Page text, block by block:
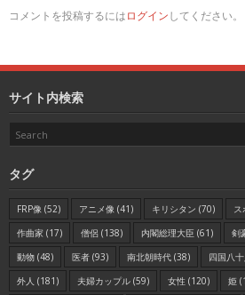
コメントを投稿するにはログインしてください。
サイト内検索
タグ
FRP像 (52) アニメ像 (41) キリシタン (70) ス
作曲家 (17) 僧侶 (138) 内閣総理大臣 (61) 剣
動物 (48) 医者 (93) 南北朝時代 (38) 四国八
外人 (181) 夫婦カップル (59) 女性 (120) 姫